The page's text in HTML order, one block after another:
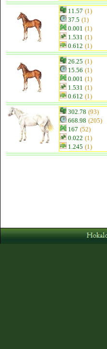
11.57 (1)
37.5 (1)
0.001 (1)
1.531 (1)
0.612 (1)
26.25 (1)
15.56 (1)
0.001 (1)
1.531 (1)
0.612 (1)
302.78 (93)
668.98 (205)
167 (52)
0.022 (1)
1.245 (1)